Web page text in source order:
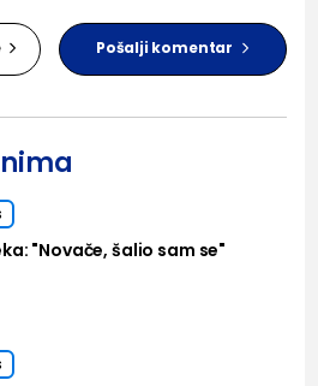
Pošalji komentar
"Novače, šalio sam se"